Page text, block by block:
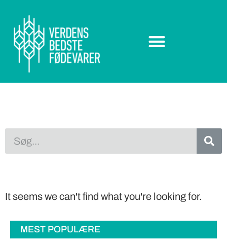
It seems we can't find what you're looking for.
MEST POPULÆRE